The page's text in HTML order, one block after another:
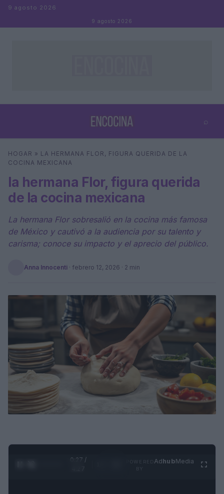
Saltar al contenido
9 agosto 2026
9 agosto 2026
⌕
Buscar
HOGAR » LA HERMANA FLOR, FIGURA QUERIDA DE LA
COCINA MEXICANA
la hermana Flor, figura querida
de la cocina mexicana
La hermana Flor sobresalió en la cocina más famosa
de México y cautivó a la audiencia por su talento y
carisma; conoce su impacto y el aprecio del público.
Anna Innocenti · febrero 12, 2026 · 2 min
0:28 /
AdhubMedia